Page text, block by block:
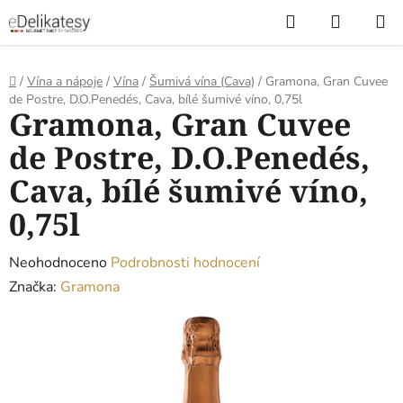
na
obsah
Hledat
KOŠÍK
Domů
/ Vína a nápoje / Vína / Šumivá vína (Cava) / Gramona, Gran Cuvee
de Postre, D.O.Penedés, Cava, bílé šumivé víno, 0,75l
Gramona, Gran Cuvee
de Postre, D.O.Penedés,
Cava, bílé šumivé víno,
0,75l
Průměrné
hodnocení
Neohodnoceno Podrobnosti hodnocení
Značka: Gramona